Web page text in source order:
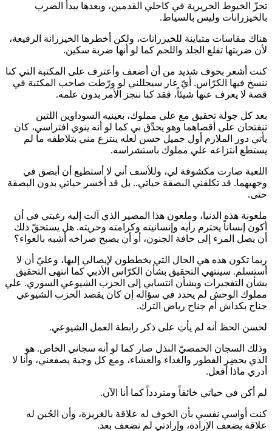
تحزّ الخيوط الحريرية في كاحلي القدمين، وبعدها يبدأ الضرب
بالخيزرانات وليس بالسياط.
هناك مقاسات متباينة للخيزرانات، ولكن أخطرها الخيزرانة الرفيعة،
لأن ضربتها تفلع الجلد واللحم كما لو أنها ضربة سكين.
كنت أشعر بخوف شديد من أن أضعف وأعترف على المكتبة التي كنا
ننسخ فيها الكرّاس. أيّ عار سيجللني لو ورّطت صاحب المكتبة في
قصة لا يعرف عنها شيئاً، فقد كنا ننجز الأمر بدون علمه.
بعد كل جولة تحقيق مع علي مملوك، بعينيه السوداوين اللتين
تنفتحان على أقصاهما وهو يحدِّق بي كما لو أنه ينوي افتراسي، كان
يأتي دور الملازم أول جميل حسن لعله ينتزع مني بتلاطفه ما لم
يستطع انتزاعه علي مملوك باستشراسه.
اللعبة صارت مكشوفة لي، وللأسف أني لا أستطيع أن أبصق في
وجهيهما. قد تكلفني البصقة حياتي.. بل قد أخسر حياتي بدون البصقة
حتى.
ملعونة هذه الدنيا، وملعون هذا المصير الذي آلت إليه رغبتي في أن
أكون إنساناً يحترم رأيه وإنسانيته وكرامته وحريته. هل يستحقّ ذلك
أن يصل المرء إلى حافة الجنون، أو أن يصبح صراخه أشبه بالعواء؟
ربما تكون هذه هي الحال التي يخططون لإيصالي إليها، وعليّ أن لا
أستسلم. سينتهي التحقيق بشأن الكرّاس الأدبي كما انتهى التحقيق
بشأن التفجيرات وبشأن انتسابي إلى الحزب الشيوعي السوري. علي
مملوك الوحش لم يحدد في سؤاله إن كان يقصد الحزب الشيوعي
جناح بكداش أم جناح رياض الترك.
لحسن الحظ أنه لم يأتِ على ذكر رابطة العمل الشيوعي.
وذلك السجان الحمصيّ النذل صار كما لو أنه سجاني الخاص. هو
الذي يحضِر الفطور والغداء والعشاء، ومع كل وجبة يصفعني، وأنا لا
أدري ماذا أفعل.
لم أكن في حياتي خائفاً ومتردداً كما أنا الآن.
كنت أواسي نفسي بأن الخوف له علاقة بالغريزة، وأن الجُبن له
علاقة بضعف الإرادة، وإرادتي لم تضعف بعد.